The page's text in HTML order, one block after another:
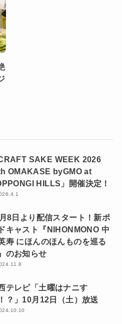
CRAFT SAKE WEEK 2026
OMAKASE byGMO at
HILLS」開催決定！
8日より配信スタート！新ポ
キャスト『NIHONMONO 中
寿 にほんのほんものを巡る
のお知らせ
テレビ「土曜はナニす
？」10月12日（土）放送